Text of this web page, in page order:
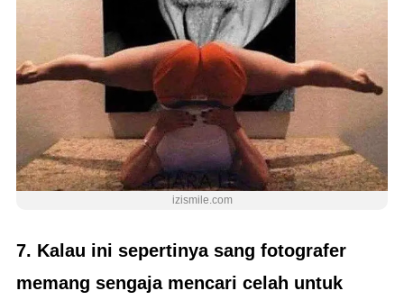
izismile.com
7. Kalau ini sepertinya sang fotografer
memang sengaja mencari celah untuk